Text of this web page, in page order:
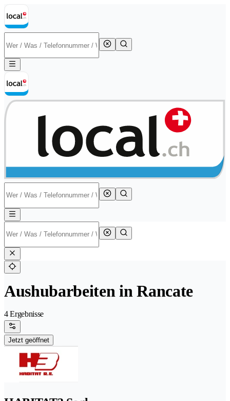
Aushubarbeiten in Rancate
4 Ergebnisse
Jetzt geöffnet